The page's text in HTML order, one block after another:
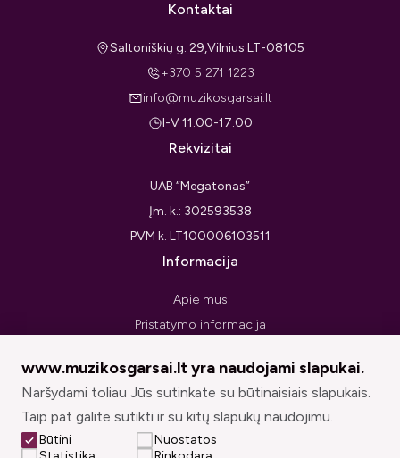
Kontaktai
Saltoniškių g. 29,Vilnius LT-08105
+370 5 271 1223
info@muzikosgarsai.lt
I-V 11:00-17:00
Rekvizitai
UAB “Megatonas”
Įm. k.: 302593538
PVM k. LT100006103511
Informacija
Apie mus
Pristatymo informacija
Pirkimo taisyklės ir sąlygos
Prekių grąžinimo forma
Sekite mus
www.muzikosgarsai.lt yra naudojami slapukai.
Naršydami toliau Jūs sutinkate su būtinaisiais slapukais.
Taip pat galite sutikti ir su kitų slapukų naudojimu.
Būtini
Nuostatos